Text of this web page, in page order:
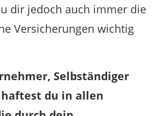
dir jedoch auch immer die
Versicherungen wichtig
Selbständiger
du in allen